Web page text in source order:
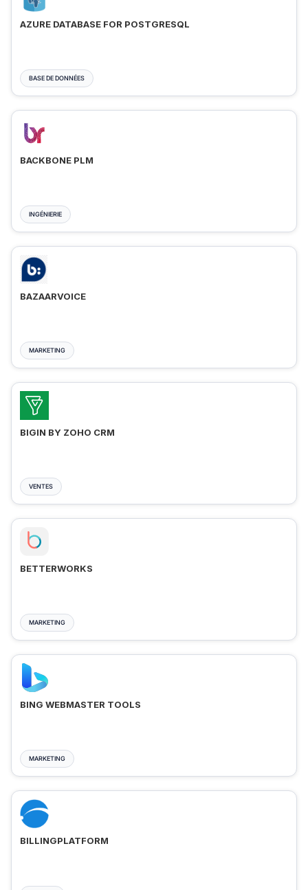
AZURE DATABASE FOR POSTGRESQL
BASE DE DONNÉES
BACKBONE PLM
INGÉNIERIE
BAZAARVOICE
MARKETING
BIGIN BY ZOHO CRM
VENTES
BETTERWORKS
MARKETING
BING WEBMASTER TOOLS
MARKETING
BILLINGPLATFORM